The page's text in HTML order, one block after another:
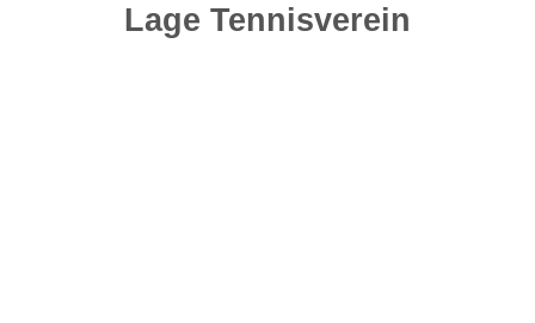
Lage Tennisverein